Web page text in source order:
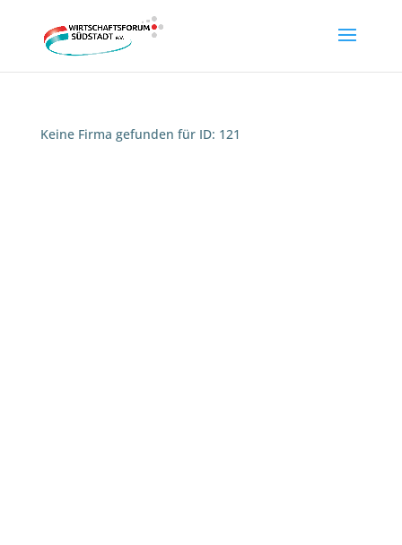
Keine Firma gefunden für ID: 121